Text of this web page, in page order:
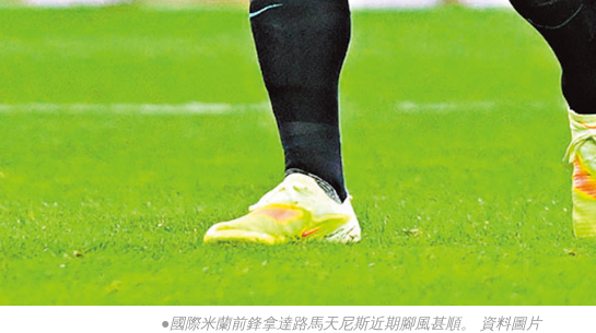
●國際米蘭前鋒拿達路馬天尼斯近期腳風甚順。 資料圖片